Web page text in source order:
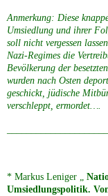
Anmerkung: Diese
Umsiedlung und ihrer
soll nicht vergessen
Nazi-Regimes die
Bevölkerung der
wurden nach Osten
geschickt, jüdische
verschleppt, ermordet….
* Markus Leniger „
Umsiedlungspolitik.